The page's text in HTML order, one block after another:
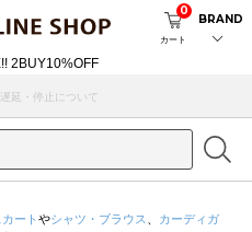
カート
0
BRAND
延・停止について
カート やシャツ・ブラウス
カーディガ